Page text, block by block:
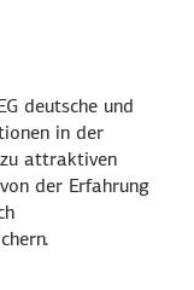
deutsche und
in der
attraktiven
der Erfahrung